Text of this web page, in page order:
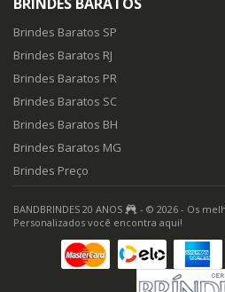
Brindes Baratos SP
Brindes Baratos RJ
Brindes Baratos PR
Brindes Baratos SC
Brindes Baratos BH
Brindes Baratos MG
Brindes Preço
BANDBRINDES 20 ANOS
- © 2026 - Os
Personalizados você encontra aqui!